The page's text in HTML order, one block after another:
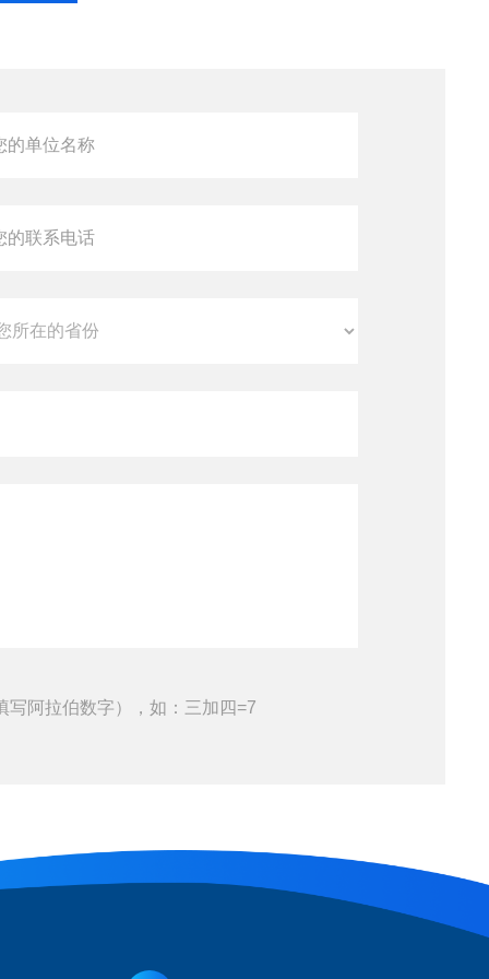
写阿拉伯数字），如：三加四=7